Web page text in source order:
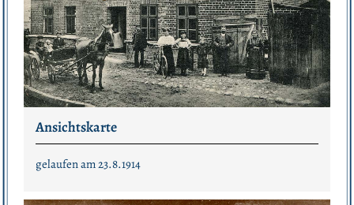
Ansichtskarte
gelaufen am 23.8.1914